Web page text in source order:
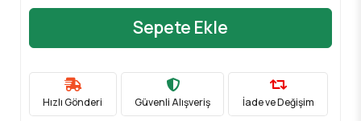
Sepete Ekle
Hızlı Gönderi Güvenli Alışveriş İade ve Değişim